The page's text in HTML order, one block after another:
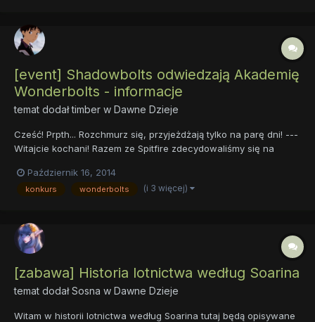
[event] Shadowbolts odwiedzają Akademię
Wonderbolts - informacje
temat dodałtimber w Dawne Dzieje
Cześć! Prpth... Rozchmurz się, przyjeżdżają tylko na parę dni! ---
Witajcie kochani! Razem ze Spitfire zdecydowaliśmy się na
działu inną, aczkolwiek podobną grupę akrobatów -
Shadowbolts. Nienawidzę cię... Na ten czas, powstaje w na...
Październik 16, 2014
konkurs wonderbolts (i 3 więcej)
[zabawa] Historia lotnictwa według Soarina
temat dodałSosna w Dawne Dzieje
Witam w historii lotnictwa według Soarina tutaj będą opisywane